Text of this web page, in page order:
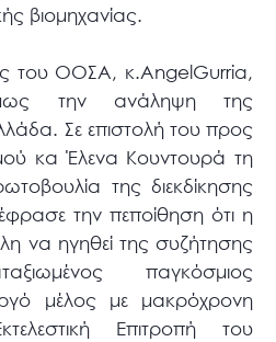
βιομηχανίας.
του ΟΟΣΑ, κ.AngelGurria,
την ανάληψη της
Σε επιστολή του προς
κα Έλενα Κουντουρά τη
της διεκδίκησης
την πεποίθηση ότι η
να ηγηθεί της συζήτησης
παγκόσμιος
μέλος με μακρόχρονη
Επιτροπή του